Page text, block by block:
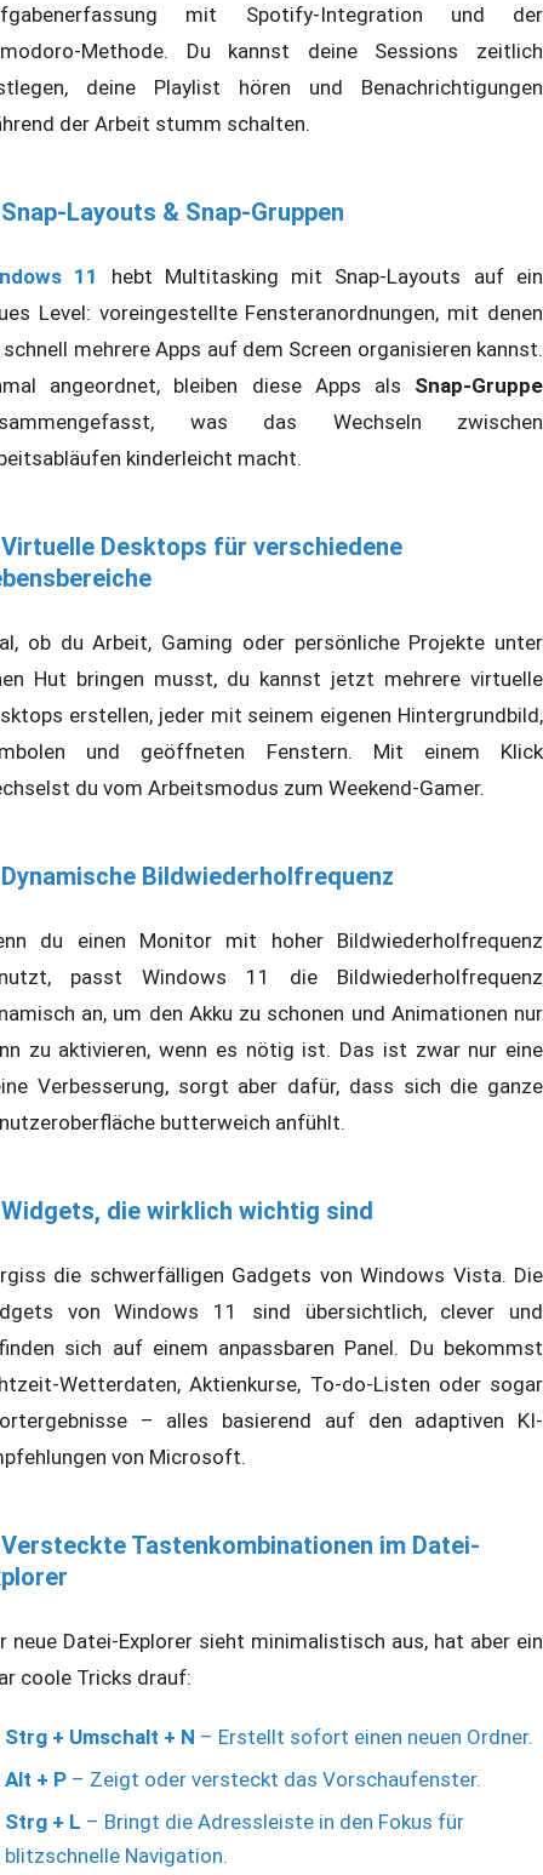
mit Spotify-Integration und der
Methode. Du kannst deine Sessions zeitlich
deine Playlist hören und Benachrichtigungen
der Arbeit stumm schalten.
Layouts & Snap-Gruppen
11
hebt Multitasking mit Snap-Layouts auf ein
Level: voreingestellte Fensteranordnungen, mit denen
mehrere Apps auf dem Screen organisieren kannst.
angeordnet, bleiben diese Apps als Snap-Gruppe
was das Wechseln zwischen
kinderleicht macht.
Desktops für verschiedene
ob du Arbeit, Gaming oder persönliche Projekte unter
Hut bringen musst, du kannst jetzt mehrere virtuelle
erstellen, jeder mit seinem eigenen Hintergrundbild,
und geöffneten Fenstern. Mit einem Klick
du vom Arbeitsmodus zum Weekend-Gamer.
Bildwiederholfrequenz
du einen Monitor mit hoher Bildwiederholfrequenz
passt Windows 11 die Bildwiederholfrequenz
an, um den Akku zu schonen und Animationen nur
zu aktivieren, wenn es nötig ist. Das ist zwar nur eine
Verbesserung, sorgt aber dafür, dass sich die ganze
butterweich anfühlt.
die wirklich wichtig sind
die schwerfälligen Gadgets von Windows Vista. Die
von Windows 11 sind übersichtlich, clever und
sich auf einem anpassbaren Panel. Du bekommst
Wetterdaten, Aktienkurse, To-do-Listen oder sogar
– alles basierend auf den adaptiven KI-
von Microsoft.
Tastenkombinationen im Datei-
neue Datei-Explorer sieht minimalistisch aus, hat aber ein
coole Tricks drauf:
Strg + Umschalt + N – Erstellt sofort einen neuen Ordner.
Alt + P – Zeigt oder versteckt das Vorschaufenster.
Strg + L – Bringt die Adressleiste in den Fokus für
blitzschnelle Navigation.